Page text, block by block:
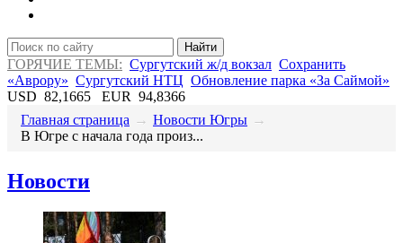
Найти
ГОРЯЧИЕ ТЕМЫ: Сургутский ж/д вокзал Сохранить
«Аврору» Сургутский НТЦ Обновление парка «За Саймой»
USD 82,1665 EUR 94,8366
Главная страница → Новости Югры →
В Югре с начала года произ...
Новости